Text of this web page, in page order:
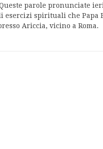
parole pronunciate
esercizi spirituali che Papa
Ariccia, vicino a Roma.